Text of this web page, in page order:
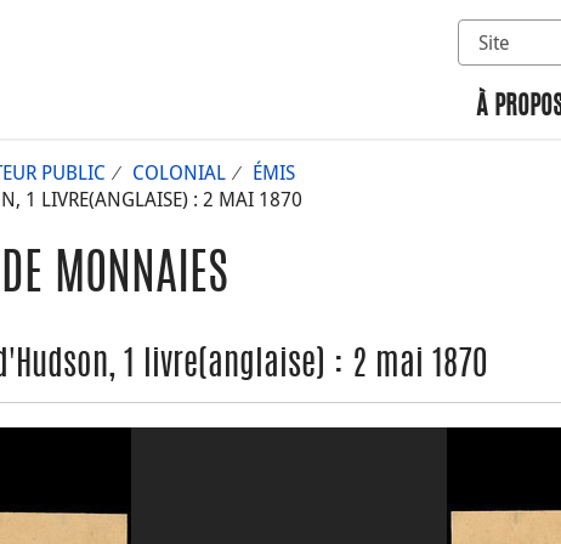
À
PUBLIC COLONIAL
ÉMIS
1 LIVRE(ANGLAISE) : 2 MAI 1870
MONNAIES
1 livre(anglaise) : 2 mai 1870